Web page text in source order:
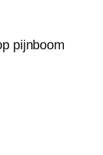
pijnboom